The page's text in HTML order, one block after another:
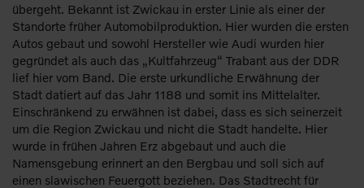
übergeht. Bekannt ist Zwickau in erster Linie als einer der
Standorte früher Automobilproduktion. Hier wurden die ersten
Autos gebaut und sowohl Hersteller wie Audi wurden hier
gegründet als auch das „Kultfahrzeug“ Trabant aus der DDR
lief hier vom Band. Die erste urkundliche Erwähnung der
Stadt datiert auf das Jahr 1188 und somit ins Mittelalter.
Einschränkend zu erwähnen ist dabei, dass es sich seinerzeit
um die Region Zwickau und nicht die Stadt handelte. Hier
wurde in frühen Jahren Erz abgebaut und auch die
Namensgebung erinnert an den Bergbau und soll sich auf
einen slawischen Feuergott beziehen. Das Stadtrecht für